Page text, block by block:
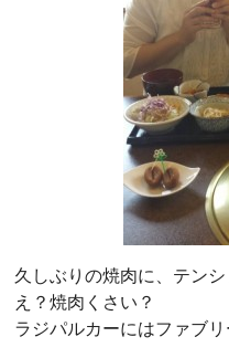
久しぶりの焼肉に、テン
え？焼肉くさい？
ラジパルカーにはファブ